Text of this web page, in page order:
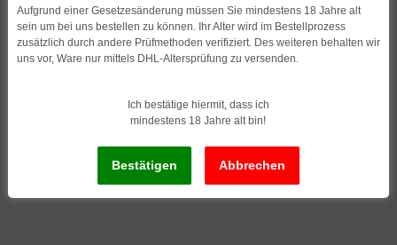
Aufgrund einer Gesetzesänderung müssen Sie mindestens 18 Jahre alt
sein um bei uns bestellen zu können. Ihr Alter wird im Bestellprozess
zusätzlich durch andere Prüfmethoden verifiziert. Des weiteren behalten wir
uns vor, Ware nur mittels DHL-Altersprüfung zu versenden.
Ich bestätige hiermit, dass ich
mindestens 18 Jahre alt bin!